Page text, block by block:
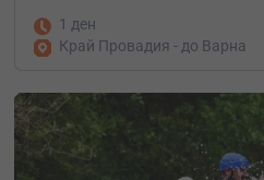
1 ден
Край Провадия - до Варна